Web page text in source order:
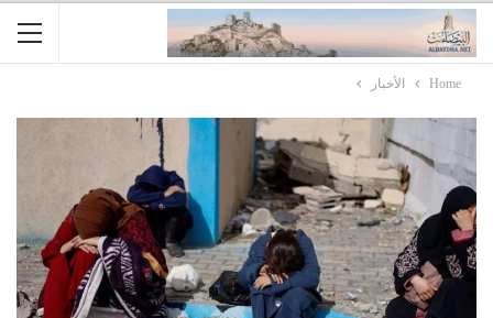
Home الأخبار